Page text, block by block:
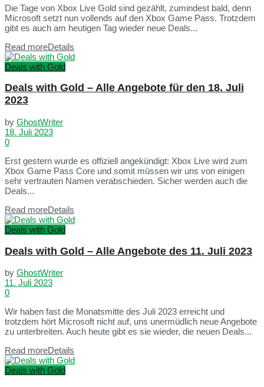
Die Tage von Xbox Live Gold sind gezählt, zumindest bald, denn
Microsoft setzt nun vollends auf den Xbox Game Pass. Trotzdem
gibt es auch am heutigen Tag wieder neue Deals...
Read moreDetails
Deals with Gold
Deals with Gold – Alle Angebote für den 18. Juli
2023
by GhostWriter
18. Juli 2023
0
Erst gestern wurde es offiziell angekündigt: Xbox Live wird zum
Xbox Game Pass Core und somit müssen wir uns von einigen
sehr vertrauten Namen verabschieden. Sicher werden auch die
Deals...
Read moreDetails
Deals with Gold
Deals with Gold – Alle Angebote des 11. Juli 2023
by GhostWriter
11. Juli 2023
0
Wir haben fast die Monatsmitte des Juli 2023 erreicht und
trotzdem hört Microsoft nicht auf, uns unermüdlich neue Angebote
zu unterbreiten. Auch heute gibt es sie wieder, die neuen Deals...
Read moreDetails
Deals with Gold